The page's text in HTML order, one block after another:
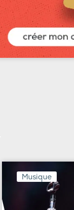
Musique